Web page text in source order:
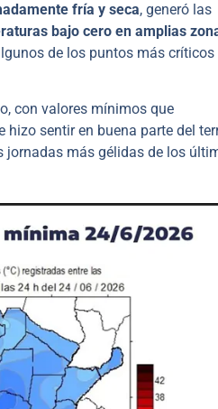
fría y seca, generó las
bajo cero en amplias
de los puntos más críticos
con valores mínimos que
hizo sentir en buena parte del
jornadas más gélidas de los